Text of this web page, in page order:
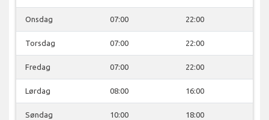
Onsdag 07:00 22:00
Torsdag 07:00 22:00
Fredag 07:00 22:00
Lørdag 08:00 16:00
Søndag 10:00 18:00